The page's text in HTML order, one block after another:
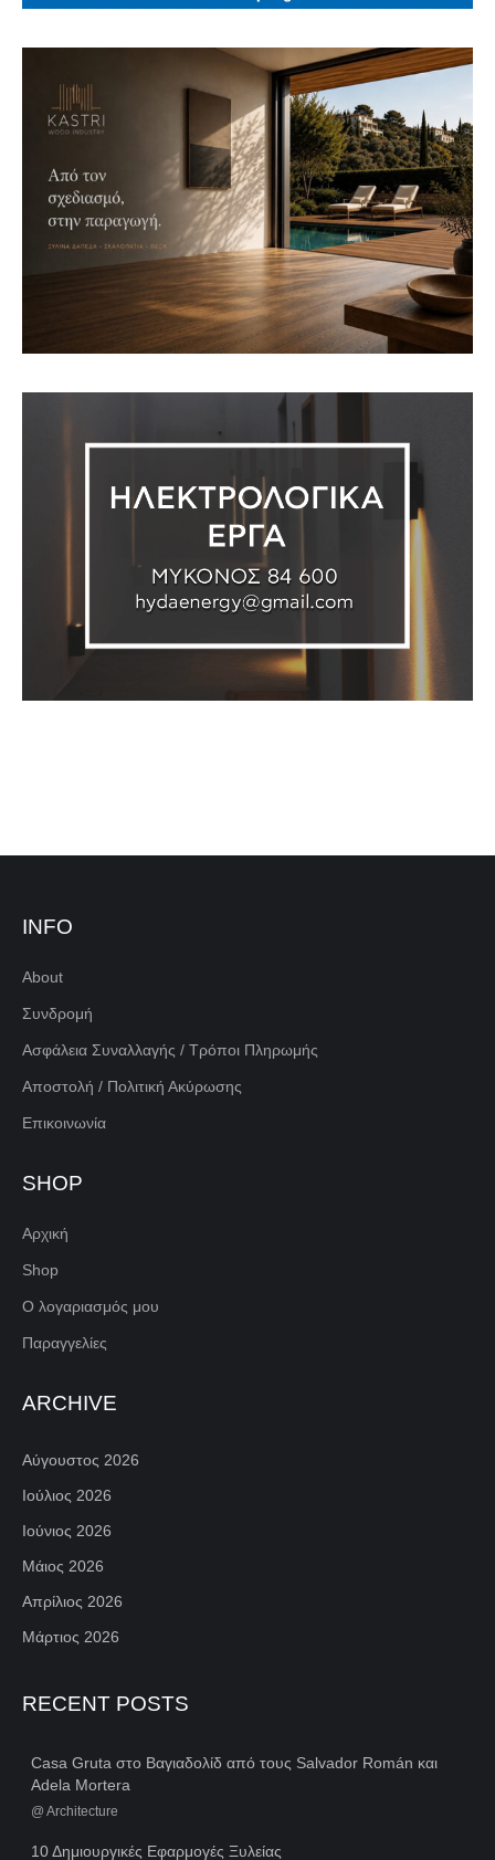
INFO
About
Συνδρομή
Ασφάλεια Συναλλαγής / Τρόποι Πληρωμής
Αποστολή / Πολιτική Ακύρωσης
Επικοινωνία
SHOP
Αρχική
Shop
Ο λογαριασμός μου
Παραγγελίες
ARCHIVE
Αύγουστος 2026
Ιούλιος 2026
Ιούνιος 2026
Μάιος 2026
Απρίλιος 2026
Μάρτιος 2026
RECENT POSTS
Casa Gruta στο Βαγιαδολίδ από τους Salvador Román και
Adela Mortera
@ Architecture
10 Δημιουργικές Εφαρμογές Ξυλείας